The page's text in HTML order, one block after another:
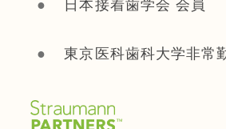
日本接着歯学会 会員
東京医科歯科大学非常